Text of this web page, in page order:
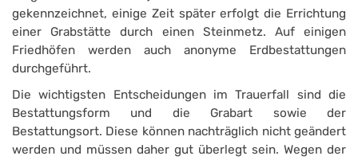
gekennzeichnet, einige Zeit später erfolgt die Errichtung
einer Grabstätte durch einen Steinmetz. Auf einigen
Friedhöfen werden auch anonyme Erdbestattungen
durchgeführt.
Die wichtigsten Entscheidungen im Trauerfall sind die
Bestattungsform und die Grabart sowie der
Bestattungsort. Diese können nachträglich nicht geändert
werden und müssen daher gut überlegt sein. Wegen der